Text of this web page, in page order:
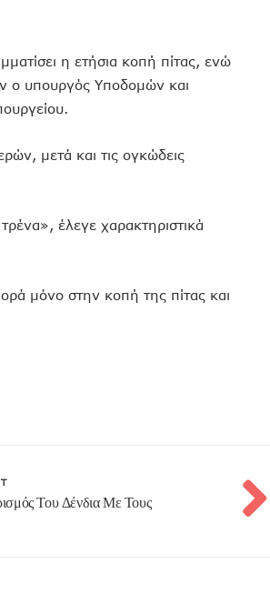
η ετήσια κοπή πίτας, ενώ
ο υπουργός Υποδομών και
μετά και τις ογκώδεις
έλεγε χαρακτηριστικά
μόνο στην κοπή της πίτας και
Του Δένδια Με Τους